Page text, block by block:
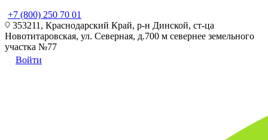
+7 (800) 250 70 01
353211, Краснодарский Край, р-н Динской, ст-ца
Новотитаровская, ул. Северная, д.700 м севернее земельного
участка №77
Войти